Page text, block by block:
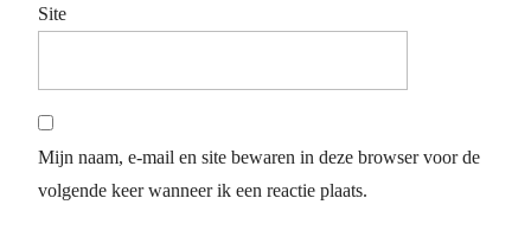
Site
Mijn naam, e-mail en site bewaren in deze browser voor de
volgende keer wanneer ik een reactie plaats.